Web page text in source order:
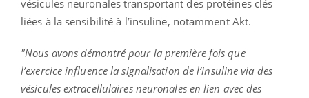
vésicules neuronales transportant des protéines clés
liées à la sensibilité à l’insuline, notamment Akt.
"Nous avons démontré pour la première fois que
l’exercice influence la signalisation de l’insuline via des
vésicules extracellulaires neuronales en lien avec des